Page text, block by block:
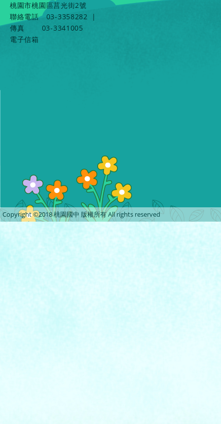
桃園市桃園區莒光街2號
聯絡電話
03-3358282
|
傳真
03-3341005
電子信箱
Copyright ©2018 桃園國中 版權所有 All rights reserved